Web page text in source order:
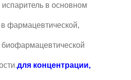
в основном
в фармацевтической,
биофармацевтической
для концентрации,